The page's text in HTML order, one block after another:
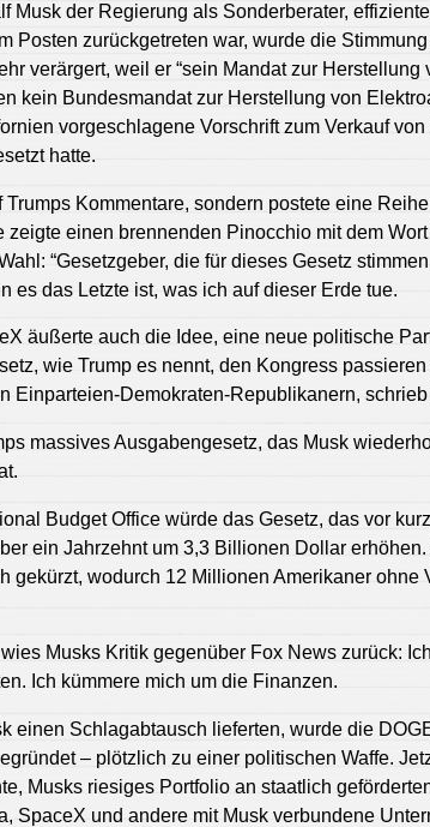
Musk der Regierung als Sonderberater,
Posten zurückgetreten war, wurde die
verärgert, weil er “sein Mandat zur Herstellung
kein Bundesmandat zur Herstellung von
vorgeschlagene Vorschrift zum Verkauf
hatte.
Trumps Kommentare, sondern postete eine
einen brennenden Pinocchio mit dem Wort
“Gesetzgeber, die für dieses Gesetz
es das Letzte ist, was ich auf dieser Erde tue.
äußerte auch die Idee, eine neue politische
wie Trump es nennt, den Kongress
Einparteien-Demokraten-Republikanern, schrieb
massives Ausgabengesetz, das Musk
Budget Office würde das Gesetz, das vor
ein Jahrzehnt um 3,3 Billionen Dollar
gekürzt, wodurch 12 Millionen Amerikaner ohne
Musks Kritik gegenüber Fox News zurück:
Ich kümmere mich um die Finanzen.
einen Schlagabtausch lieferten, wurde die
– plötzlich zu einer politischen Waffe.
Musks riesiges Portfolio an staatlich
SpaceX und andere mit Musk verbundene